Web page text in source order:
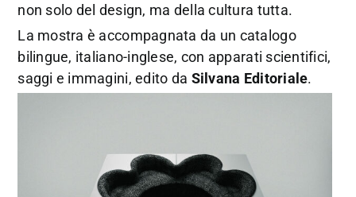
non solo del design, ma della cultura tutta.
La mostra è accompagnata da un catalogo
bilingue, italiano-inglese, con apparati scientifici,
saggi e immagini, edito da Silvana Editoriale.